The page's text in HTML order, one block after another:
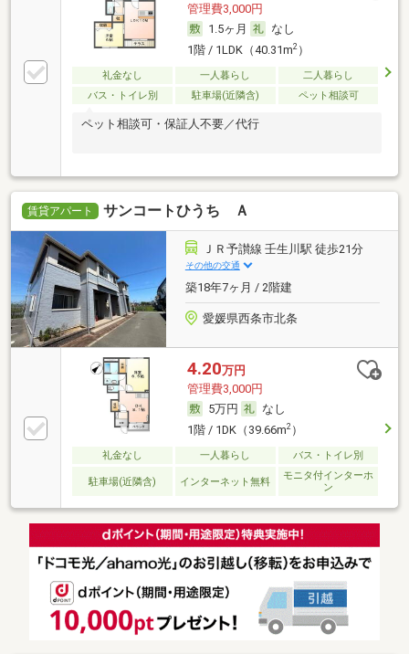
管理費3,000円
1.5ヶ月
なし
1階 / 1LDK（40.31m2）
礼金なし 一人暮らし
二人暮らし
バス・トイレ別
駐車場(近隣含) ペット相談可
ペット相談可・保証人不要／代行
賃貸アパート サンコートひうち Ａ
ＪＲ予讃線 壬生川駅 徒歩21分
その他の交通
築18年7ヶ月 / 2階建
愛媛県西条市北条
4.20万円
管理費3,000円
5万円
なし
1階 / 1DK（39.66m2）
礼金なし 一人暮らし バス・トイレ別
駐車場(近隣含) インターネット無料
モニタ付インターホ
ン